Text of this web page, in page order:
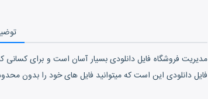
مدیریت فروشگاه فایل دانلودی بسیار آسان است و برای کسانی
فایل دانلودی این است که میتوانید فایل های خود را بدون